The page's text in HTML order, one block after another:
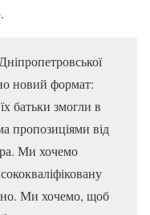
новий формат:
батьки змогли в
пропозиціями від
Ми хочемо
Ми хочемо, щоб